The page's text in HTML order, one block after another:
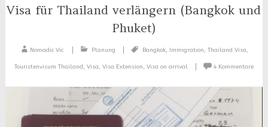
Visa für Thailand verlängern (Bangkok und
Phuket)
Nomadic Vic Planung Bangkok, Immigration,Thailand Visa,
Touristenvisum Thailand, Visa, Visa Extension, Visa on arrival 4 Kommentare